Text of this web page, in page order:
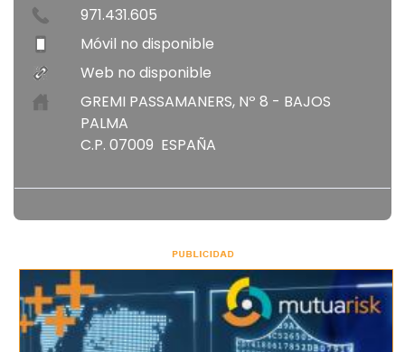
971.431.605
Móvil no disponible
Web no disponible
GREMI PASSAMANERS, Nº 8 - BAJOS
PALMA
C.P. 07009 ESPAÑA